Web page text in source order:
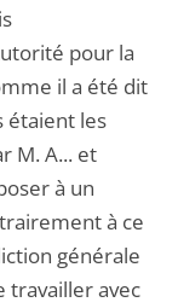
pour la
il a été dit
étaient les
M. A... et
à un
à ce
générale
travailler avec